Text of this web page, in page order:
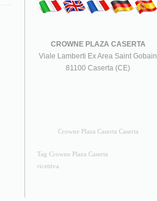
CROWNE PLAZA CASERTA
Viale Lamberti Ex Area Saint Gobain
81100 Caserta (CE)
Crowne Plaza Caserta Caserta
Tag Crowne Plaza Caserta
ricettiva